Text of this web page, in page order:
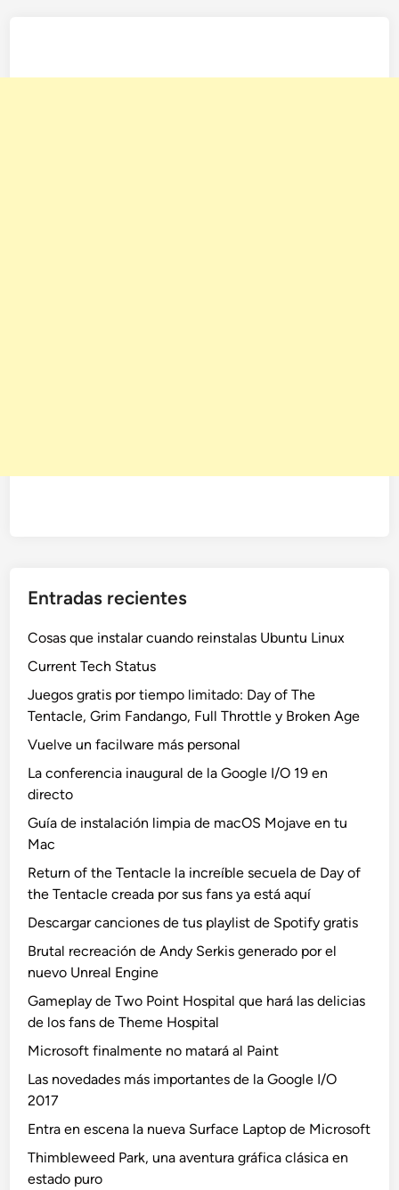
Entradas recientes
Cosas que instalar cuando reinstalas Ubuntu Linux
Current Tech Status
Juegos gratis por tiempo limitado: Day of The
Tentacle, Grim Fandango, Full Throttle y Broken Age
Vuelve un facilware más personal
La conferencia inaugural de la Google I/O 19 en
directo
Guía de instalación limpia de macOS Mojave en tu
Mac
Return of the Tentacle la increíble secuela de Day of
the Tentacle creada por sus fans ya está aquí
Descargar canciones de tus playlist de Spotify gratis
Brutal recreación de Andy Serkis generado por el
nuevo Unreal Engine
Gameplay de Two Point Hospital que hará las delicias
de los fans de Theme Hospital
Microsoft finalmente no matará al Paint
Las novedades más importantes de la Google I/O
2017
Entra en escena la nueva Surface Laptop de Microsoft
Thimbleweed Park, una aventura gráfica clásica en
estado puro